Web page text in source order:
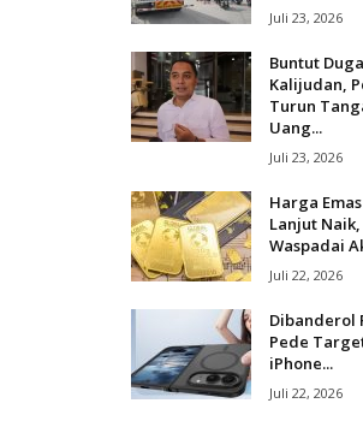
Juli 23, 2026
Buntut
Kalijudan,
Turun
Uang...
Juli 23, 2026
Harga
Lanjut
Waspadai
Juli 22, 2026
Dibanderol
Pede
iPhone...
Juli 22, 2026